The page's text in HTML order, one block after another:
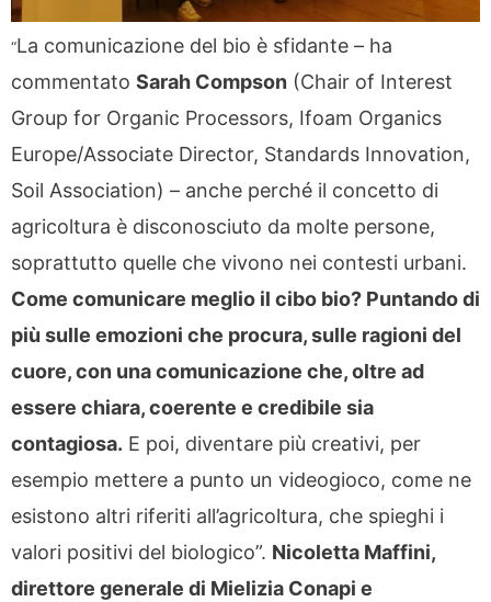
“La comunicazione del bio è sfidante – ha
commentato Sarah Compson (Chair of Interest
Group for Organic Processors, Ifoam Organics
Europe/Associate Director, Standards Innovation,
Soil Association) – anche perché il concetto di
agricoltura è disconosciuto da molte persone,
soprattutto quelle che vivono nei contesti urbani.
Come comunicare meglio il cibo bio? Puntando di
più sulle emozioni che procura, sulle ragioni del
cuore, con una comunicazione che, oltre ad
essere chiara, coerente e credibile sia
contagiosa. E poi, diventare più creativi, per
esempio mettere a punto un videogioco, come ne
esistono altri riferiti all’agricoltura, che spieghi i
valori positivi del biologico”. Nicoletta Maffini,
direttore generale di Mielizia Conapi e